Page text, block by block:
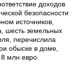
доходов
безопасности
источников,
шесть земельных
перечислила
обыске в доме,
млн евро.